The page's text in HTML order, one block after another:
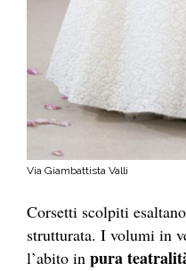
Via Giambattista Valli
Corsetti scolpiti
strutturata. I volumi in
l’abito in pura